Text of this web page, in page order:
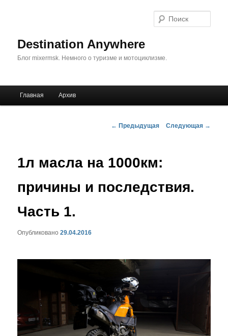
Destination Anywhere
Блог mixermsk. Немного о туризме и мотоциклизме.
Перейти
содержимому
Главная Архив
Навигация
← Предыдущая Следующая →
1л масла на 1000км:
причины и последствия.
Часть 1.
Опубликовано29.04.2016